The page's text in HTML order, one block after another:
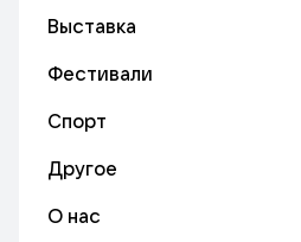
Выставка
Фестивали
Спорт
Другое
О нас